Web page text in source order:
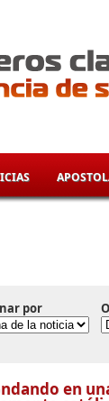
por
en